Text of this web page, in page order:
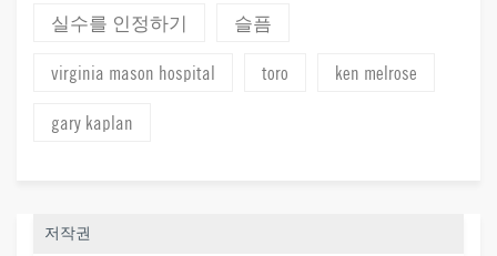
실수를 인정하기 슬픔
virginia mason hospital toro ken melrose
gary kaplan
저작권